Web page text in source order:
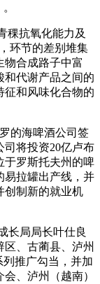
抗氧化能力及
环节的差别堆集
物合成路子中富
和代谢产品之间的
征和风味化合物的
的海啤酒公司签
司将投资20亿卢布
于罗斯托夫州的啤
易拉罐出产线，并
创制新的就业机
局局长叶仕良
、古蔺县、泸州
推广勾当，并加
、泸州（越南）